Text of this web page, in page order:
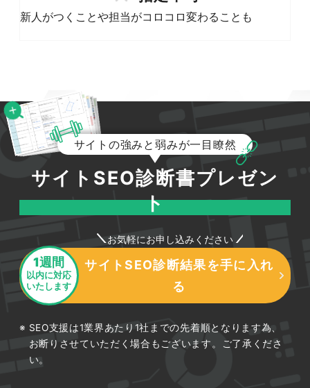
新人がつくことや担当がコロコロ変わることも
サイトの強みと弱みが一目瞭然
サイトSEO診断書プレゼン
ト
お気軽にお申し込みください
1週間
以内に対応
いたします
サイトSEO診断結果を手に入れ
る
SEO支援は1業界あたり1社までの先着順となります為、
お断りさせていただく場合もございます。ご了承くださ
い。